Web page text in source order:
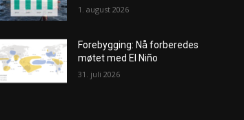
1. august 2026
Forebygging: Nå forberedes
møtet med El Niño
31. juli 2026